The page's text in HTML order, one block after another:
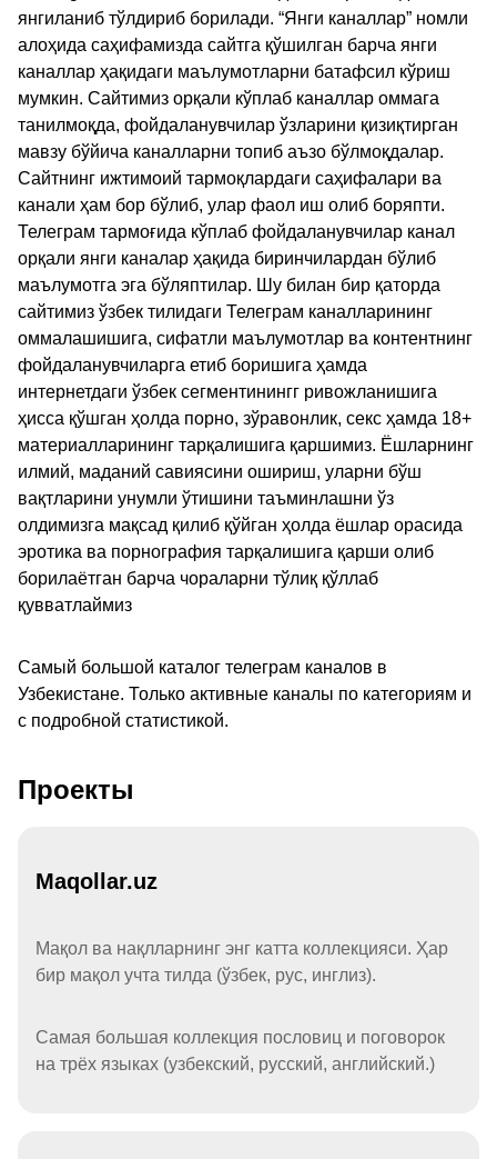
янгиланиб тўлдириб борилади. “Янги каналлар” номли
алоҳида саҳифамизда сайтга қўшилган барча янги
каналлар ҳақидаги маълумотларни батафсил кўриш
мумкин. Сайтимиз орқали кўплаб каналлар оммага
танилмоқда, фойдаланувчилар ўзларини қизиқтирган
мавзу бўйича каналларни топиб аъзо бўлмоқдалар.
Сайтнинг ижтимоий тармоқлардаги саҳифалари ва
канали ҳам бор бўлиб, улар фаол иш олиб боряпти.
Телеграм тармоғида кўплаб фойдаланувчилар канал
орқали янги каналар ҳақида биринчилардан бўлиб
маълумотга эга бўляптилар. Шу билан бир қаторда
сайтимиз ўзбек тилидаги Телеграм каналларининг
оммалашишига, сифатли маълумотлар ва контентнинг
фойдаланувчиларга етиб боришига ҳамда
интернетдаги ўзбек сегментинингг ривожланишига
ҳисса қўшган ҳолда порно, зўравонлик, секс ҳамда 18+
материалларининг тарқалишига қаршимиз. Ёшларнинг
илмий, маданий савиясини ошириш, уларни бўш
вақтларини унумли ўтишини таъминлашни ўз
олдимизга мақсад қилиб қўйган ҳолда ёшлар орасида
эротика ва порнография тарқалишига қарши олиб
борилаётган барча чораларни тўлиқ қўллаб
қувватлаймиз
Самый большой каталог телеграм каналов в
Узбекистане. Только активные каналы по категориям и
с подробной статистикой.
Проекты
Maqollar.uz
Мақол ва нақлларнинг энг катта коллекцияси. Ҳар
бир мақол учта тилда (ўзбек, рус, инглиз).
Самая большая коллекция пословиц и поговорок
на трёх языках (узбекский, русский, английский.)